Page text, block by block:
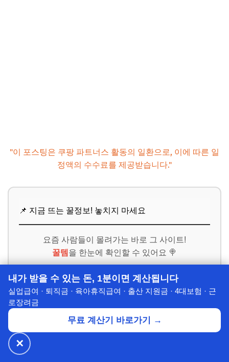
"이 포스팅은 쿠팡 파트너스 활동의 일환으로, 이에 따른 일
정액의 수수료를 제공받습니다."
📌 지금 뜨는 꿀정보! 놓치지 마세요
요즘 사람들이 몰려가는 바로 그 사이트!
꿀템 을 한눈에 확인할 수 있어요 🍭
👉 바로 확인하러 가기
겜스고는 넷플릭스, 디즈니+, 유튜브, ChatGPT 등
의
내가 받을 수 있는 돈, 1분이면 계산됩니다
실업급여 · 퇴직금 · 육아휴직급여 · 출산 지원금 · 4대보험 · 근
로장려금
무료 계산기 바로가기 →
✕
🔥 넷플릭스·디즈니+
⭐ 7년의 신뢰